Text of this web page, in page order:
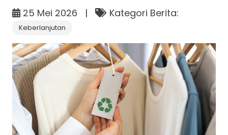
25 Mei 2026 | Kategori Berita:
Keberlanjutan